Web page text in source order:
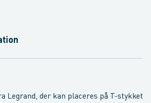
Legrand, der kan placeres på T-stykket